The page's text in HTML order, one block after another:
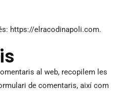
https://elracodinapoli.com.
al web, recopilem les
de comentaris, així com